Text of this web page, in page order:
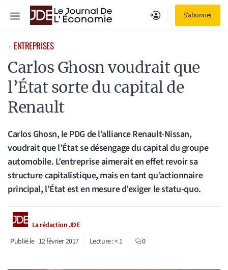
S'abonner
Menu
⋅ ENTREPRISES
Carlos Ghosn voudrait que
l’État sorte du capital de
Renault
Carlos Ghosn, le PDG de l’alliance Renault-Nissan,
voudrait que l’État se désengage du capital du groupe
automobile. L’entreprise aimerait en effet revoir sa
structure capitalistique, mais en tant qu’actionnaire
principal, l’État est en mesure d’exiger le statu-quo.
La rédaction JDE
Publié le 12 février 2017 Lecture :< 1 0